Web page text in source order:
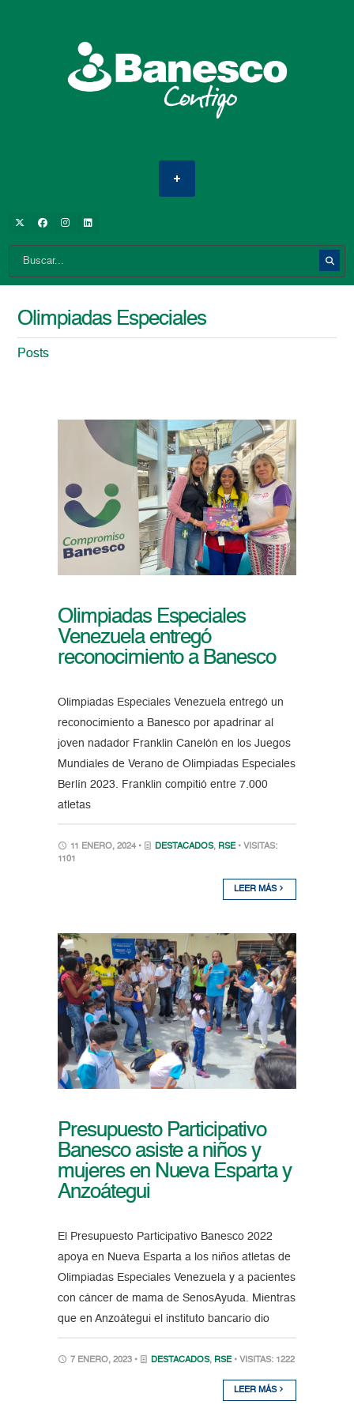
Olimpiadas Especiales
Posts
Olimpiadas Especiales
Venezuela entregó
reconocimiento a Banesco
Olimpiadas Especiales Venezuela entregó un
reconocimiento a Banesco por apadrinar al
joven nadador Franklin Canelón en los Juegos
Mundiales de Verano de Olimpiadas Especiales
Berlín 2023. Franklin compitió entre 7.000
atletas
11 ENERO, 2024 • DESTACADOS, RSE • VISITAS:
1101
LEER MÁS
Presupuesto Participativo
Banesco asiste a niños y
mujeres en Nueva Esparta y
Anzoátegui
El Presupuesto Participativo Banesco 2022
apoya en Nueva Esparta a los niños atletas de
Olimpiadas Especiales Venezuela y a pacientes
con cáncer de mama de SenosAyuda. Mientras
que en Anzoátegui el instituto bancario dio
7 ENERO, 2023 • DESTACADOS, RSE • VISITAS: 1222
LEER MÁS